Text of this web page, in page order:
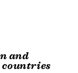
and